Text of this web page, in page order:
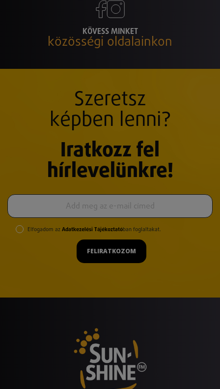
KÖVESS MINKET
közösségi oldalainkon
Szeretsz
képben lenni?
Iratkozz fel
hírlevelünkre!
Elfogadom az Adatkezelési Tájékoztatóban foglaltakat.
FELIRATKOZOM